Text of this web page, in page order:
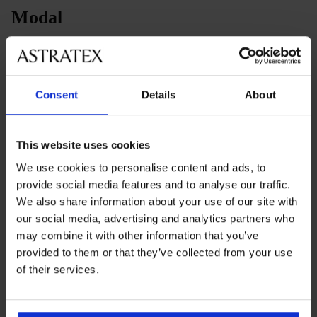
Consent Details About
This website uses cookies
We use cookies to personalise content and ads, to
provide social media features and to analyse our traffic.
We also share information about your use of our site with
our social media, advertising and analytics partners who
may combine it with other information that you’ve
provided to them or that they’ve collected from your use
of their services.
Modal
Modal nastaje iz celuloze bukve i smatra se jednom od
je neobično mekan i gladak, što će cijeniti prije svega žene
s osjetljivijom kožom. U usporedbi s običnim pamukom
oblik. Zahvaljujući tome odjeća za spavanje izgleda
elegantnije i ujedno ostaje udobna čak i nakon mnogo
pranja. Velika prednost modala je njegova sposobnost
odvođenja vlage od tijela. Zato je omiljen odabir među
ženama koje se tijekom noći više znoje.
Kako se brinuti o modalu?
Perite ga na 30 – 40 °C